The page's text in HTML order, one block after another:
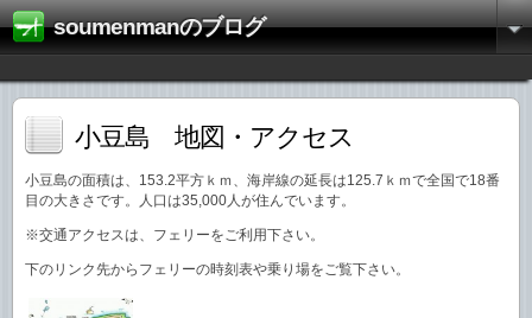
soumenmanのブログ
小豆島 地図・アクセス
小豆島の面積は、153.2平方ｋｍ、海岸線の延長は125.7ｋｍで全国で18番
目の大きさです。人口は35,000人が住んでいます。
※交通アクセスは、フェリーをご利用下さい。
下のリンク先からフェリーの時刻表や乗り場をご覧下さい。